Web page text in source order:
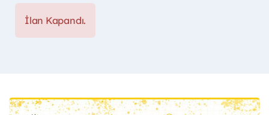
İlan Kapandı.